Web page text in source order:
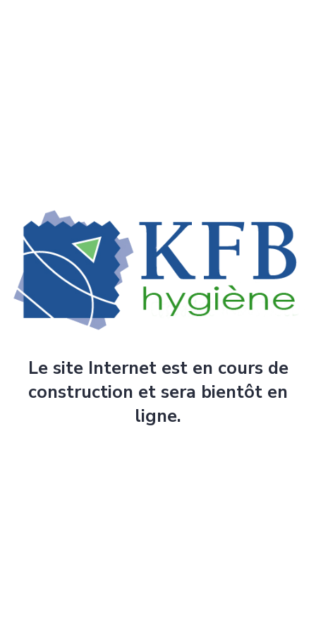
Le site Internet est en cours de
construction et sera bientôt en
ligne.